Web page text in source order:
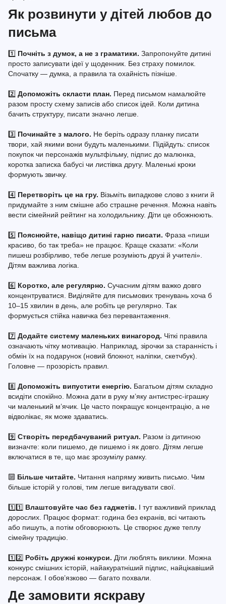
Як розвинути у дітей любов до
письма
1️⃣ Почніть з думок, а не з граматики. Запропонуйте дитині
просто записувати ідеї у щоденник. Без страху помилок.
Спочатку — думка, а правила та охайність пізніше.
2️⃣ Допоможіть скласти план. Перед письмом намалюйте
разом просту схему записів або список ідей. Коли дитина
бачить структуру, писати значно легше.
3️⃣ Починайте з малого. Не беріть одразу планку писати
твори, хай якими вони будуть маленькими. Підійдуть: список
покупок чи персонажів мультфільму, підпис до малюнка,
коротка записка бабусі чи листівка другу. Маленькі кроки
формують звичку.
4️⃣ Перетворіть це на гру. Візьміть випадкове слово з книги й
придумайте з ним смішне або страшне речення. Можна навіть
вести сімейний рейтинг на холодильнику. Діти це обожнюють.
5️⃣ Пояснюйте, навіщо дитині гарно писати. Фраза «пиши
красиво, бо так треба» не працює. Краще сказати: «Коли
пишеш розбірливо, тебе легше розуміють друзі й учителі».
Дітям важлива логіка.
6️⃣ Коротко, але регулярно. Сучасним дітям важко довго
концентруватися. Виділяйте для письмових тренувань хоча б
10–15 хвилин в день, але робіть це регулярно. Так
формується стійка навичка без перевантаження.
7️⃣ Додайте систему маленьких винагород. Чіткі правила
означають чітку мотивацію. Наприклад, зірочки за старанність і
обмін їх на подарунок (новий блокнот, наліпки, скетчбук).
Головне — прозорість правил.
8️⃣ Допоможіть випустити енергію. Багатьом дітям складно
всидіти спокійно. Можна дати в руку м’яку антистрес-іграшку
чи маленький м’ячик. Це часто покращує концентрацію, а не
відволікає, як може здаватись.
9️⃣ Створіть передбачуваний ритуал. Разом із дитиною
визначте: коли пишемо, де пишемо і як довго. Дітям легше
включатися в те, що має зрозумілу рамку.
🔟 Більше читайте. Читання напряму живить письмо. Чим
більше історій у голові, тим легше вигадувати свої.
1️⃣1️⃣ Влаштовуйте час без гаджетів. І тут важливий приклад
дорослих. Працює формат: година без екранів, всі читають
або пишуть, а потім обговорюють. Це створює дуже теплу
сімейну традицію.
1️⃣2️⃣ Робіть дружні конкурси. Діти люблять виклики. Можна
конкурс смішних історій, найакуратніший підпис, найцікавіший
персонаж. І обов’язково — багато похвали.
Де замовити яскраву